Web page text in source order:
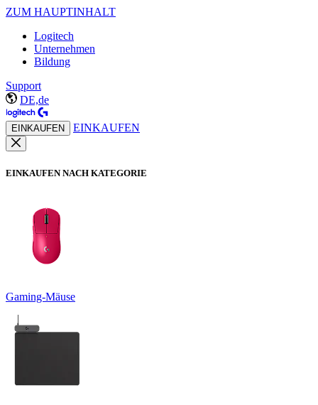
ZUM HAUPTINHALT
Logitech
Unternehmen
Bildung
Support
DE,de
EINKAUFEN EINKAUFEN
EINKAUFEN NACH KATEGORIE
Gaming-Mäuse